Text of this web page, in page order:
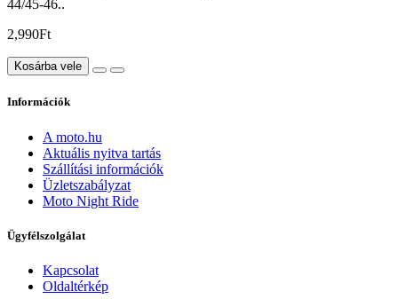
44/45-46..
2,990Ft
Kosárba vele
Információk
A moto.hu
Aktuális nyitva tartás
Szállítási információk
Üzletszabályzat
Moto Night Ride
Ügyfélszolgálat
Kapcsolat
Oldaltérkép